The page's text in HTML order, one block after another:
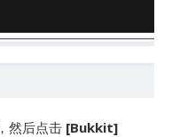
，然后点击 [Bukkit]